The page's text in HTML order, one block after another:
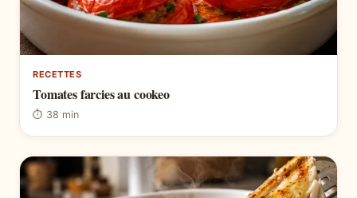
RECETTES
Tomates farcies au cookeo
⏱ 38 min